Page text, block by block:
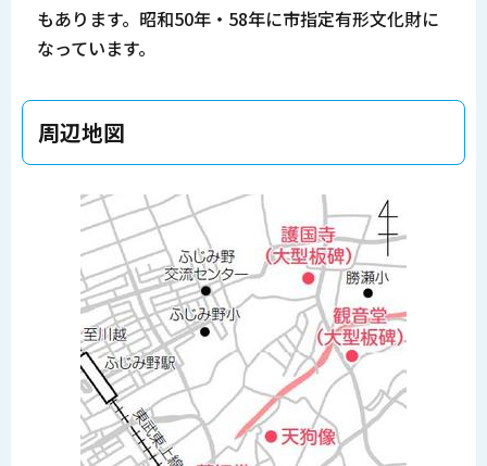
もあります。昭和50年・58年に市指定有形文化財に
なっています。
周辺地図